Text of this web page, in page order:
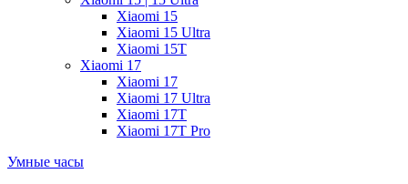
Xiaomi 15
Xiaomi 15 Ultra
Xiaomi 15T
Xiaomi 17
Xiaomi 17
Xiaomi 17 Ultra
Xiaomi 17T
Xiaomi 17T Pro
Умные часы